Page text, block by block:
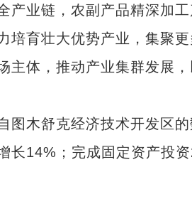
产业链，农副产品精深加工
育壮大优势产业，集聚更
主体，推动产业集群发展
木舒克经济技术开发区的
长14%；完成固定资产投